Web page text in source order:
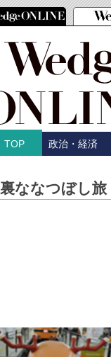
TOP 政治・経済
裏ななつぼし旅